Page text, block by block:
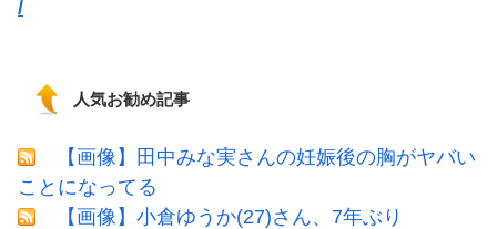
/
人気お勧め記事
【画像】田中みな実さんの妊娠後の胸がヤバい
ことになってる
【画像】小倉ゆうか(27)さん、7年ぶり